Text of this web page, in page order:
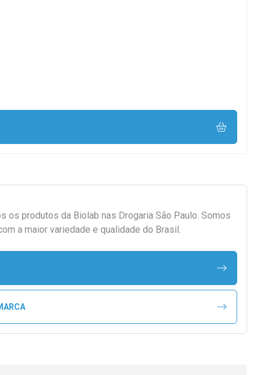
os produtos da Biolab nas Drogaria São Paulo. Somos
a maior variedade e qualidade do Brasil.